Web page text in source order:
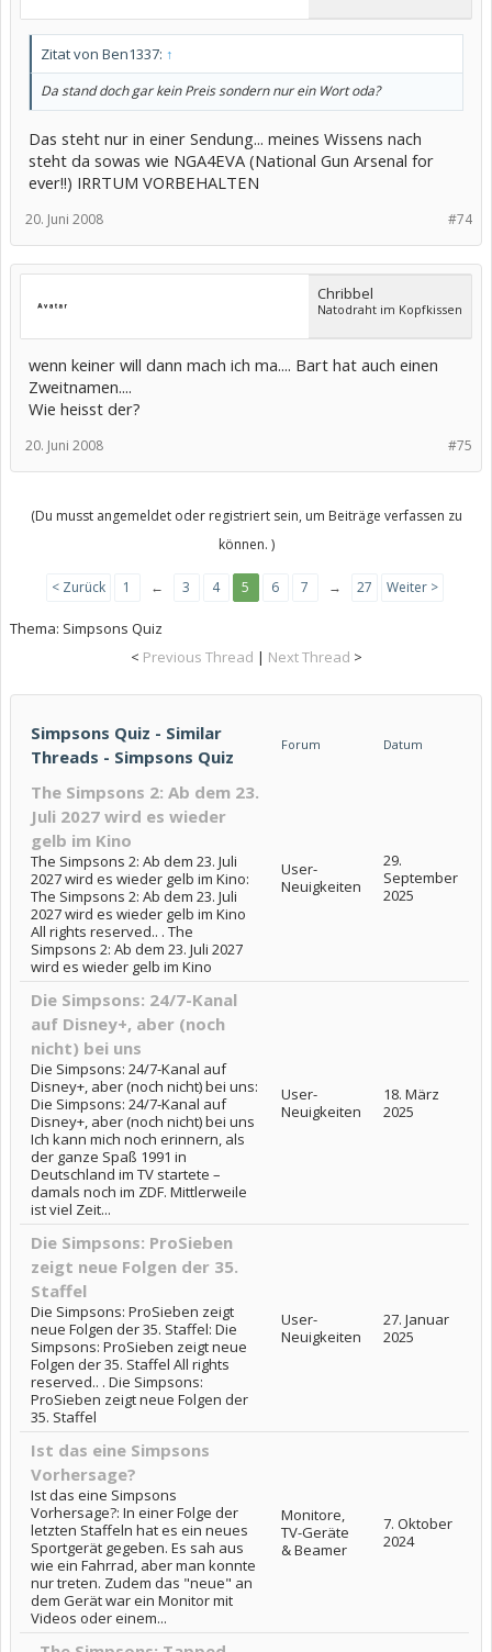
Zitat von Ben1337: ↑
Da stand doch gar kein Preis sondern nur ein Wort oda?
Das steht nur in einer Sendung... meines Wissens nach
steht da sowas wie NGA4EVA (National Gun Arsenal for
ever!!) IRRTUM VORBEHALTEN
#74
20. Juni 2008
Chribbel
Natodraht im Kopfkissen
wenn keiner will dann mach ich ma.... Bart hat auch einen
Zweitnamen....
Wie heisst der?
#75
20. Juni 2008
(Du musst angemeldet oder registriert sein, um Beiträge verfassen zu
können. )
< Zurück 1 ← 3 4 5 6 7 → 27 Weiter >
Thema: Simpsons Quiz
< Previous Thread | Next Thread >
Simpsons Quiz - Similar
Threads - Simpsons Quiz
Forum Datum
The Simpsons 2: Ab dem 23.
Juli 2027 wird es wieder
gelb im Kino
The Simpsons 2: Ab dem 23. Juli
2027 wird es wieder gelb im Kino:
The Simpsons 2: Ab dem 23. Juli
2027 wird es wieder gelb im Kino
All rights reserved.. . The
Simpsons 2: Ab dem 23. Juli 2027
wird es wieder gelb im Kino
User-
Neuigkeiten
29.
September
2025
Die Simpsons: 24/7-Kanal
auf Disney+, aber (noch
nicht) bei uns
Die Simpsons: 24/7-Kanal auf
Disney+, aber (noch nicht) bei uns:
Die Simpsons: 24/7-Kanal auf
Disney+, aber (noch nicht) bei uns
Ich kann mich noch erinnern, als
der ganze Spaß 1991 in
Deutschland im TV startete –
damals noch im ZDF. Mittlerweile
ist viel Zeit...
User-
Neuigkeiten
18. März
2025
Die Simpsons: ProSieben
zeigt neue Folgen der 35.
Staffel
Die Simpsons: ProSieben zeigt
neue Folgen der 35. Staffel: Die
Simpsons: ProSieben zeigt neue
Folgen der 35. Staffel All rights
reserved.. . Die Simpsons:
ProSieben zeigt neue Folgen der
35. Staffel
User-
Neuigkeiten
27. Januar
2025
Ist das eine Simpsons
Vorhersage?
Ist das eine Simpsons
Vorhersage?: In einer Folge der
letzten Staffeln hat es ein neues
Sportgerät gegeben. Es sah aus
wie ein Fahrrad, aber man konnte
nur treten. Zudem das "neue" an
dem Gerät war ein Monitor mit
Videos oder einem...
Monitore,
TV-Geräte
& Beamer
7. Oktober
2024